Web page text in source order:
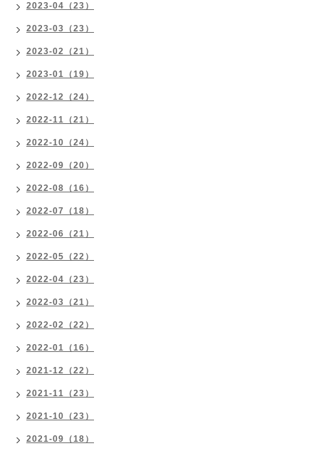
2023-04（23）
2023-03（23）
2023-02（21）
2023-01（19）
2022-12（24）
2022-11（21）
2022-10（24）
2022-09（20）
2022-08（16）
2022-07（18）
2022-06（21）
2022-05（22）
2022-04（23）
2022-03（21）
2022-02（22）
2022-01（16）
2021-12（22）
2021-11（23）
2021-10（23）
2021-09（18）